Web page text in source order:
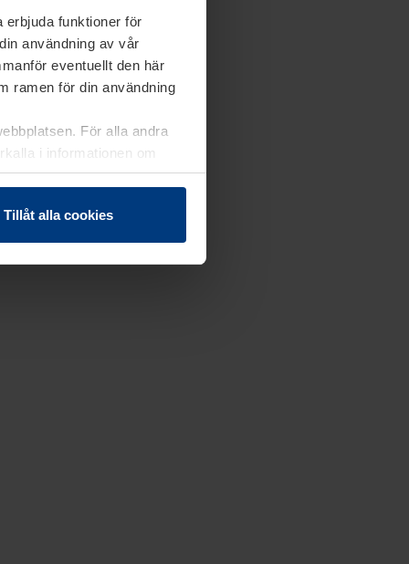
erbjuda funktioner för
användning av vår
eventuellt den här
ramen för din användning
För alla andra
i informationen om
Tillåt alla cookies